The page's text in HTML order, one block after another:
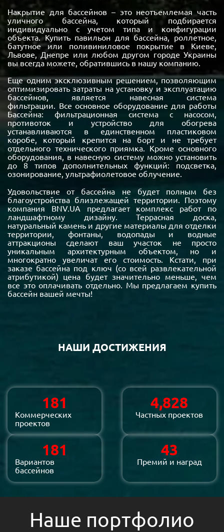
Накрытие для бассейнов – это неотъемлемая часть
уличного бассейна, который подбирается
индивидуально с учетом типа и конфигурации
объекта. Купить павильон для бассейна, роллетное,
батутное или поливиниловое покрытие в Киеве,
Львове, Днепре или любом другом городе Украины
вы всегда можете, обратившись в нашу компанию.
Еще одним эксклюзивным решением, позволяющим
оптимизировать затраты на установку и эксплуатацию
бассейнов, является навесная система
фильтрации. Все основное оборудование для работы
Бассейна: фильтрационная система с насосом,
противоток и устройство для обогрева
устанавливаются в единственном пластиковом
коробе, который крепится на борт и не требует
отдельного технического приямка. Кроме основного
оборудования, в навесную систему можно установить
до 8 типов дополнительных функций: подсветка,
озонирование, ультрафиолетовое облучение.
Удовольствие от бассейна не будет полным без
благоустройства близлежащей территории. Поэтому
компания BNV.UA предлагает комплекс работ по
ландшафтному дизайну. Террасная доска,
натуральный камень и другие материалы для отделки
территории, фонтаны, водопады и водные
аттракционы сделают ваш участок не просто
уникальным архитектурным объектом, но и
многократно увеличат его стоимость. Кстати, при
заказе бассейна под ключ (со всей развлекательной
атрибутикой) цена будет значительно меньше, чем
все это оплачивать отдельно. Мы предлагаем купить
бассейн вашей мечты!
НАШИ ДОСТИЖЕНИЯ
Коммерческих
проектов
235
Частных проектов
6,250
Вариантов
бассейнов
235
Премий и наград
57
Наше портфолио